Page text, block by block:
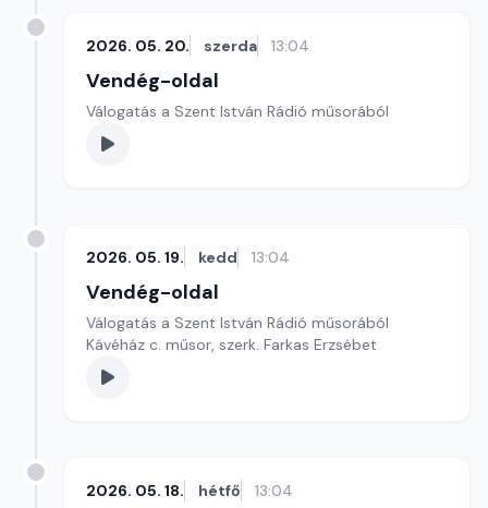
2026. 05. 20. szerda 13:04
Vendég-oldal
Válogatás a Szent István Rádió műsorából
2026. 05. 19. kedd 13:04
Vendég-oldal
Válogatás a Szent István Rádió műsorából
Kávéház c. műsor, szerk. Farkas Erzsébet
2026. 05. 18. hétfő 13:04